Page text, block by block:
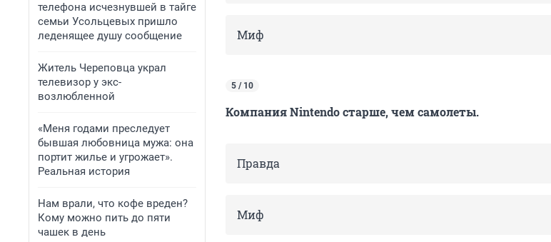
телефона исчезнувшей в тайге
семьи Усольцевых пришло
леденящее душу сообщение
Житель Череповца украл
телевизор у экс-
возлюбленной
«Меня годами преследует
бывшая любовница мужа: она
портит жилье и угрожает».
Реальная история
Нам врали, что кофе вреден?
Кому можно пить до пяти
чашек в день
Миф
5 / 10
Компания Nintendo старше, чем самолеты.
Правда
Миф